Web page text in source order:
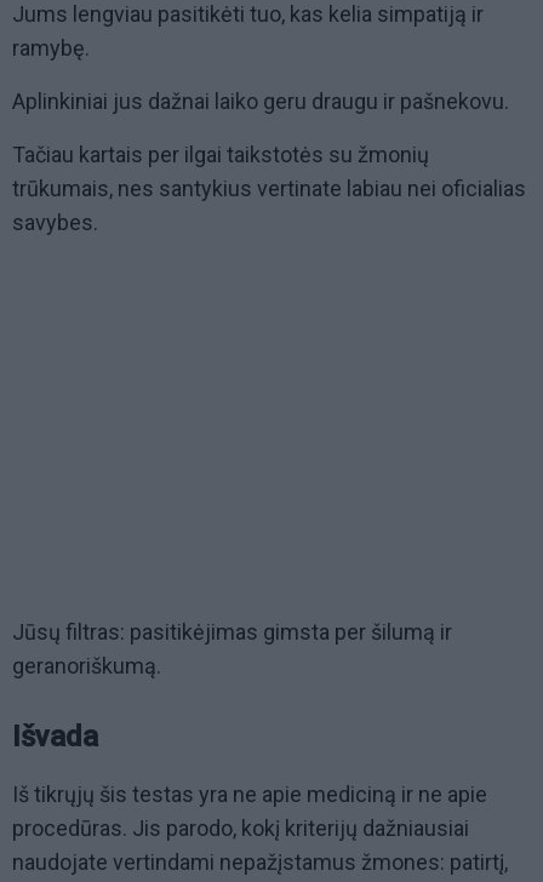
Jums lengviau pasitikėti tuo, kas kelia simpatiją ir
ramybę.
Aplinkiniai jus dažnai laiko geru draugu ir pašnekovu.
Tačiau kartais per ilgai taikstotės su žmonių
trūkumais, nes santykius vertinate labiau nei oficialias
savybes.
Jūsų filtras: pasitikėjimas gimsta per šilumą ir
geranoriškumą.
Išvada
Iš tikrųjų šis testas yra ne apie mediciną ir ne apie
procedūras. Jis parodo, kokį kriterijų dažniausiai
naudojate vertindami nepažįstamus žmones: patirtį,